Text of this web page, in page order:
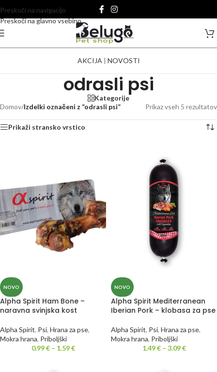
Preskoči na navigacijo
Preskoči na glavno vsebino
AKCIJA | NOVOSTI
odrasli psi
Kategorije
Domov/Izdelki označeni z “odrasli psi” Prikaz vseh 5 rezultatov
Prikaži stransko vrstico
NOVO
Alpha Spirit Ham Bone –
naravna svinjska kost
Alpha Spirit, Psi, Hrana za pse,
Mokra hrana, Priboljški
0.99€ – 1.59€
NOVO
Alpha Spirit Mediterranean
Iberian Pork – klobasa za pse
Alpha Spirit, Psi, Hrana za pse,
Mokra hrana, Priboljški
1.49€ – 3.09€